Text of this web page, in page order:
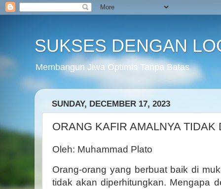
SUKSES DENGAN
Membangun Jiwa Optimis Tanpa Batas
SUNDAY, DECEMBER 17, 2023
ORANG KAFIR AMALNYA TIDAK
Oleh: Muhammad Plato
Orang-orang yang berbuat baik di
tidak akan diperhitungkan. Mengapa